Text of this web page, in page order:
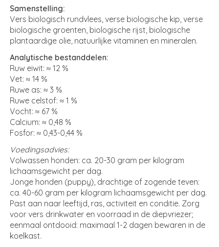
Samenstelling:
Vers biologisch rundvlees, verse biologische kip, verse
biologische groenten, biologische rijst, biologische
plantaardige olie, natuurlijke vitaminen en mineralen.
Analytische bestanddelen:
Ruw eiwit: ≈ 12 %
Vet: ≈ 14 %
Ruwe as: ≈ 3 %
Ruwe celstof: ≈ 1 %
Vocht: ≈ 67 %
Calcium: ≈ 0,48 %
Fosfor: ≈ 0,43-0,44 %
Voedingsadvies:
Volwassen honden: ca. 20-30 gram per kilogram
lichaamsgewicht per dag.
Jonge honden (puppy), drachtige of zogende teven:
ca. 40-60 gram per kilogram lichaamsgewicht per dag.
Past aan naar leeftijd, ras, activiteit en conditie. Zorg
voor vers drinkwater en voorraad in de diepvriezer;
eenmaal ontdooid: maximaal 1-2 dagen bewaren in de
koelkast.